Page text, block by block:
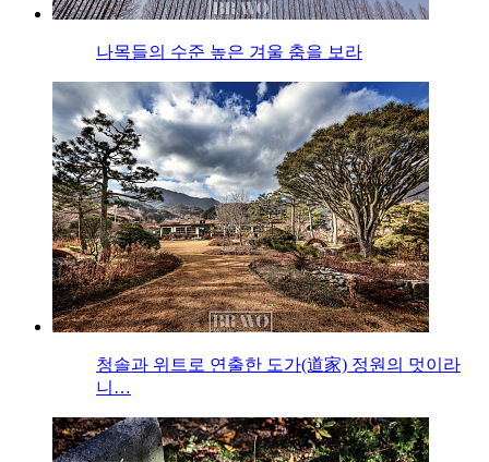
나목들의 수준 높은 겨울 춤을 보라
청솔과 위트로 연출한 도가(道家) 정원의 멋이라
니…